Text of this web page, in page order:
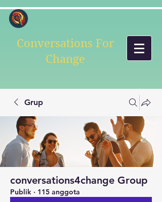
Conversations For
Change
Grup
conversations4change Group
Publik · 115 anggota